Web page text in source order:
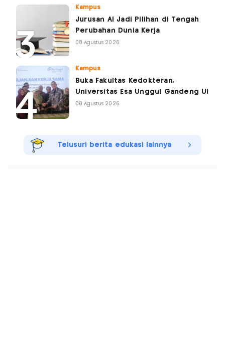
Kampus
Jurusan AI Jadi Pilihan di Tengah
Perubahan Dunia Kerja
08 Agustus 2026
Kampus
Buka Fakultas Kedokteran,
Universitas Esa Unggul Gandeng UI
08 Agustus 2026
Telusuri berita edukasi lainnya